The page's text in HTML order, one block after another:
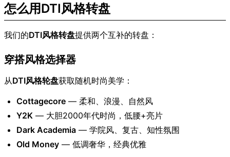
怎么用DTI风格转盘
我们的DTI风格转盘提供两个互补的转盘：
穿搭风格选择器
从DTI风格轮盘获取随机时尚美学：
Cottagecore — 柔和、浪漫、自然风
Y2K — 大胆2000年代时尚，低腰+亮片
Dark Academia — 学院风、复古、知性氛围
Old Money — 低调奢华，经典优雅